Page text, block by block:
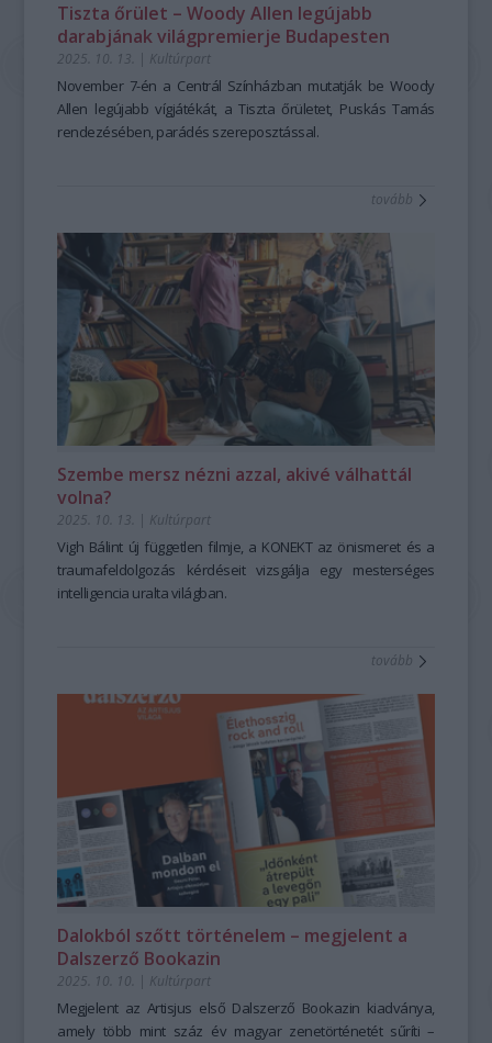
Tiszta őrület – Woody Allen legújabb
darabjának világpremierje Budapesten
2025. 10. 13. | Kultúrpart
November 7-én a Centrál Színházban mutatják be Woody
Allen legújabb vígjátékát, aTiszta őrületet, Puskás Tamás
rendezésében, parádés szereposztással.
tovább
Szembe mersz nézni azzal, akivé válhattál
volna?
2025. 10. 13. | Kultúrpart
Vigh Bálint új független filmje, a KONEKTaz önismeret és a
traumafeldolgozás kérdéseit vizsgálja egy mesterséges
intelligencia uralta világban.
tovább
Dalokból szőtt történelem – megjelent a
Dalszerző Bookazin
2025. 10. 10. | Kultúrpart
Megjelent az Artisjus első Dalszerző Bookazin kiadványa,
amely több mint száz év magyar zenetörténetét sűríti –